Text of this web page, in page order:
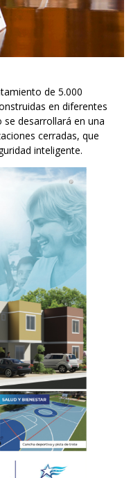
de 5.000
en diferentes
desarrollará en una
cerradas, que
inteligente.